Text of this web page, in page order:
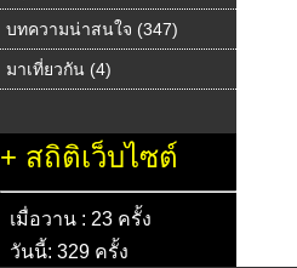
บทความน่าสนใจ (347)
มาเที่ยวกัน (4)
+ สถิติเว็บไซต์
เมื่อวาน : 23 ครั้ง
วันนี้: 329 ครั้ง